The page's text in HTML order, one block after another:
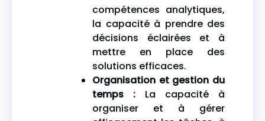
compétences analytiques,
la capacité à prendre des
décisions éclairées et à
mettre en place des
solutions efficaces.
Organisation et gestion du
temps : La capacité à
organiser et à gérer